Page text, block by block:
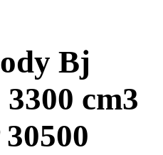
Bj
3300 cm3